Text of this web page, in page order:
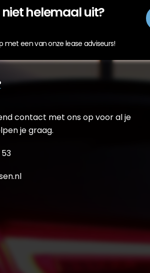
niet helemaal uit?
een van onze lease adviseurs!
contact met ons op voor al je
je graag.